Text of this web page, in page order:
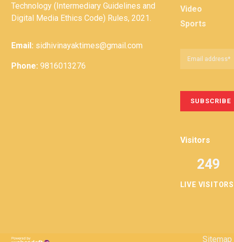
Technology (Intermediary Guidelines and
Digital Media Ethics Code) Rules, 2021.
Email: sidhivinayaktimes@gmail.com
Phone: 9816013276
Video
Sports
Visitors
LIVE VISITORS
249
Sitemap